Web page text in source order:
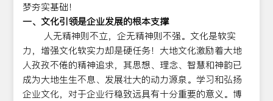
梦夯实基础！
一、文化引领是企业发展的根本支撑
人无精神则不立，企无精神则不强。文化是软实
力，增强文化软实力却是硬任务！大地文化激励着大地
人孜孜不倦的精神追求，其思想、理念、智慧和神韵已
成为大地生生不息、发展壮大的动力源泉。学习和弘扬
企业文化，对于企业行稳致远具有十分重要的意义。博